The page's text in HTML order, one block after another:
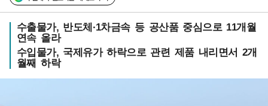
수출물가, 반도체·1차금속 등 공산품 중심으로 11개월
연속 올라
수입물가, 국제유가 하락으로 관련 제품 내리면서 2개
월째 하락